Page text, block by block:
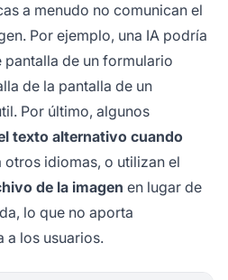
a menudo no comunican el
Por ejemplo, una IA podría
de un formulario
de la pantalla de un
Por último, algunos
texto alternativo cuando
otros idiomas, o utilizan el
de la imagen en lugar de
lo que no aporta
a los usuarios.